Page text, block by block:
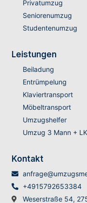
Privatumzug
Seniorenumzug
Studentenumzug
Leistungen
Beiladung
Entrümpelung
Klaviertransport
Möbeltransport
Umzugshelfer
Umzug 3 Mann +
Kontakt
+4915792653384
Weserstraße 54,